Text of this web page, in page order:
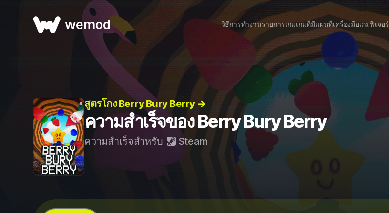
wemod วิธีการทำงานรายการเกมเกมที่มีแผนที่เครื่องมือเกมฟีเจอร์
สูตรโกง Berry Bury Berry →
ความสำเร็จของ Berry Bury Berry
ความสำเร็จสำหรับ Steam